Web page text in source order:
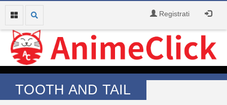
Registrati
TOOTH AND TAIL